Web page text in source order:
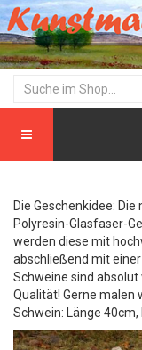
Die Geschenkidee:
Polyresin-Glasfaser-
werden diese mit
abschließend mit
Schweine sind
Qualität! Gerne malen
Schwein: Länge 40cm,